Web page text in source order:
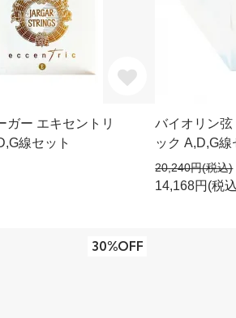
ガー エキセントリ
線セット
バイオリン弦
ック A,D,G線
20,240円(税込)
14,168円(税
30%OFF